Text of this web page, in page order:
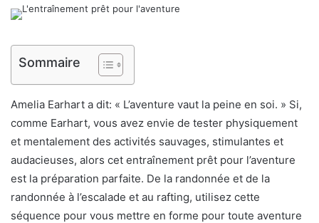
Sommaire
Amelia Earhart a dit: « L’aventure vaut la peine en soi. » Si,
comme Earhart, vous avez envie de tester physiquement
et mentalement des activités sauvages, stimulantes et
audacieuses, alors cet entraînement prêt pour l’aventure
est la préparation parfaite. De la randonnée et de la
randonnée à l’escalade et au rafting, utilisez cette
séquence pour vous mettre en forme pour toute aventure